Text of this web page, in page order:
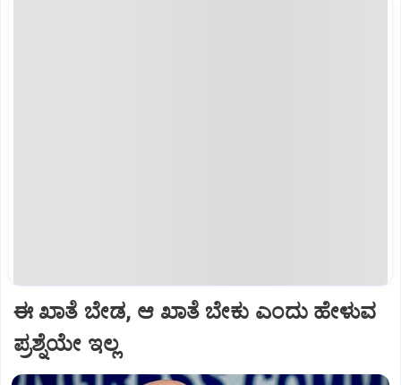
ಈ ಖಾತೆ ಬೇಡ, ಆ ಖಾತೆ ಬೇಕು ಎಂದು ಹೇಳುವ
ಪ್ರಶ್ನೆಯೇ ಇಲ್ಲ